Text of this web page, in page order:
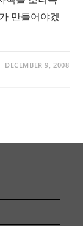
만들어야겠
DECEMBER 9, 2008